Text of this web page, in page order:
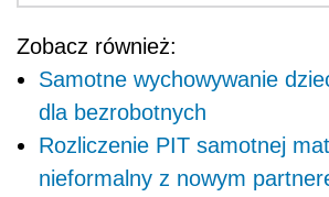
Zobacz również:
Samotne wychowywanie
dla bezrobotnych
Rozliczenie PIT samotnej
nieformalny z nowym